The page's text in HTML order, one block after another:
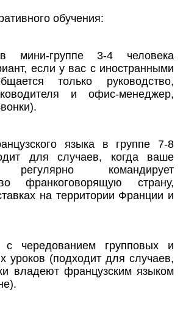
обучения:
мини-группе 3-4 человека
если у вас с иностранными
только руководство,
и офис-менеджер,
языка в группе 7-8
для случаев, когда ваше
регулярно командирует
франкоговорящую страну,
на территории Франции и
с чередованием групповых и
уроков (подходит для случаев,
владеют французским языком